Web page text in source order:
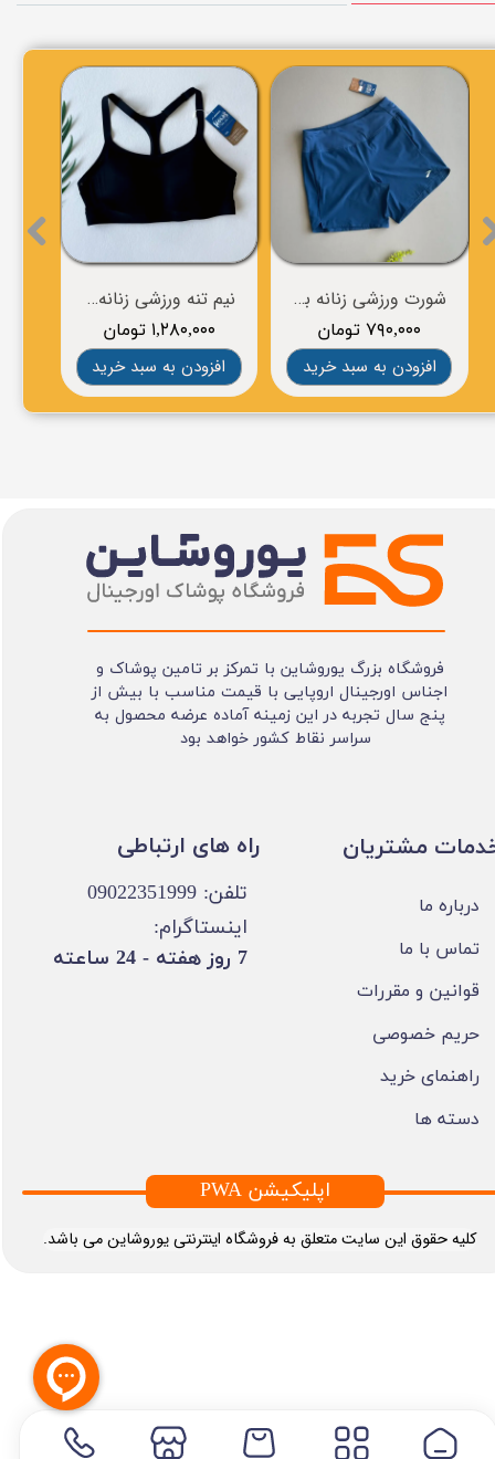
نیم تنه ورزشی زنانه برند BROOKS
۱,۲۸۰,۰۰۰ تومان
افزودن به سبد خرید
شورت ورزشی زنانه برند BROOKS
۷۹۰,۰۰۰ تومان
افزودن به سبد خرید
فروشگاه بزرگ یوروشاین با تمرکز بر تامین پوشاک و
اجناس اورجینال اروپایی با قیمت مناسب با بیش از
پنج سال تجربه در این زمینه آماده عرضه محصول به
سراسر نقاط کشور خواهد بود
​کلیه حقوق این سایت متعلق به فروشگاه اینترنتی یوروشاین می باشد.
مشتریان
درباره ما
تماس با ما
قوانین و مقررات
حریم خصوصی
راهنمای خرید
دسته ها
تلفن: 09022351999
اینستاگرام:
​7 روز هفته - 24 ساعته ​​​​​​​
PWA اپلیکیشن
​​راه های ارتباطی